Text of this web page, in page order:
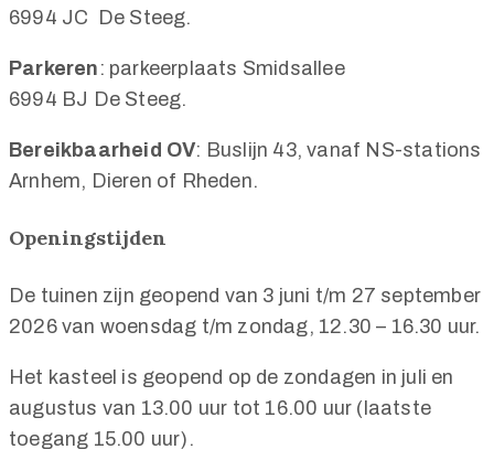
6994 JC De Steeg.
Parkeren : parkeerplaats Smidsallee
6994 BJ De Steeg.
Bereikbaarheid OV: Buslijn 43, vanaf NS-stations
Arnhem, Dieren of Rheden.
Openingstijden
De tuinen zijn geopend van 3 juni t/m 27 september
2026 van woensdag t/m zondag, 12.30 – 16.30 uur.
Het kasteel is geopend op de zondagen in juli en
augustus van 13.00 uur tot 16.00 uur (laatste
toegang 15.00 uur).